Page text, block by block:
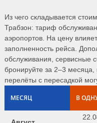
Из чего складывается
Трабзон: тариф
аэропортов. На цену
заполненность рейса.
обслуживания, сервисные
бронируйте за 2–3 месяца,
перелёты с пересадкой
МЕСЯЦ В